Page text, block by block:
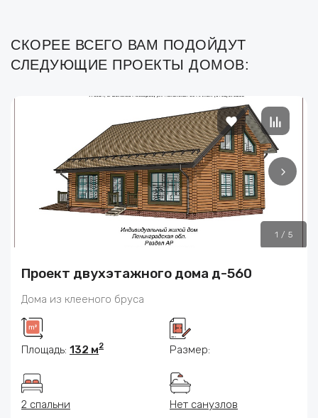
СКОРЕЕ ВСЕГО ВАМ ПОДОЙДУТ
СЛЕДУЮЩИЕ ПРОЕКТЫ ДОМОВ:
1 / 5
Проект двухэтажного дома д-560
Дома из клееного бруса
Площадь: 132 м2 Размер:
2 спальни Нет санузлов